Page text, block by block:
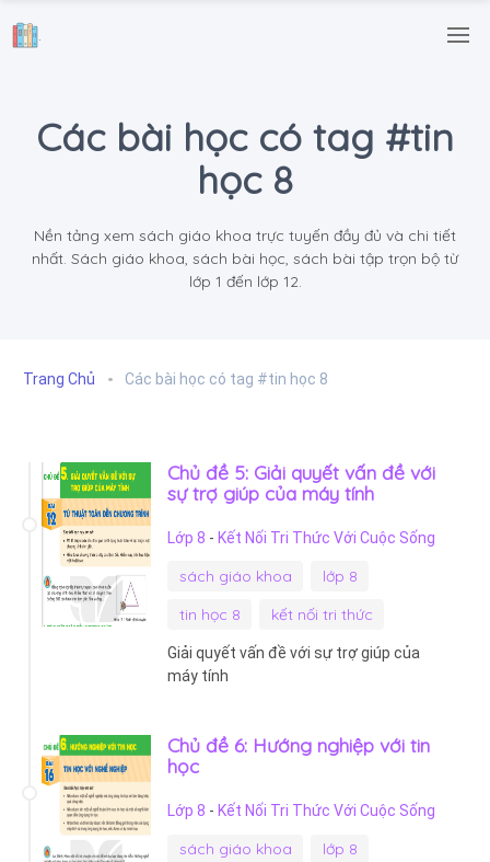
.
Các bài học có tag #tin
học 8
Nền tảng xem sách giáo khoa trực tuyến đầy đủ và chi tiết
nhất. Sách giáo khoa, sách bài học, sách bài tập trọn bộ từ
lớp 1 đến lớp 12.
Trang Chủ Các bài học có tag #tin học 8
Chủ đề 5: Giải quyết vấn đề với
sự trợ giúp của máy tính
Lớp 8 - Kết Nối Tri Thức Với Cuộc Sống
sách giáo khoa
lớp 8
tin học 8
kết nối tri thức
Giải quyết vấn đề với sự trợ giúp của
máy tính
Chủ đề 6: Hướng nghiệp với tin
học
Lớp 8 - Kết Nối Tri Thức Với Cuộc Sống
sách giáo khoa
lớp 8